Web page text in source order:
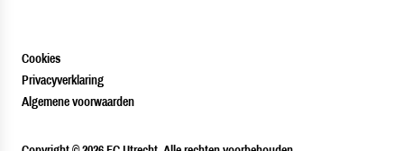
Cookies
Privacyverklaring
Algemene voorwaarden